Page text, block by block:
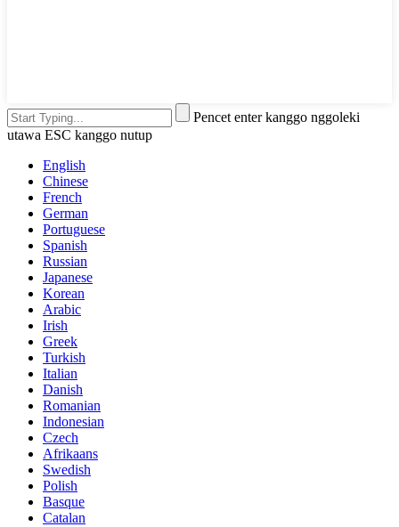
Pencet enter kanggo nggoleki
utawa ESC kanggo nutup
English
Chinese
French
German
Portuguese
Spanish
Russian
Japanese
Korean
Arabic
Irish
Greek
Turkish
Italian
Danish
Romanian
Indonesian
Czech
Afrikaans
Swedish
Polish
Basque
Catalan